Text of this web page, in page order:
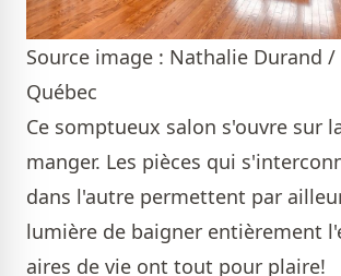
Source image : Nathalie Durand /
Québec
Ce somptueux salon s'ouvre sur
manger. Les pièces qui
dans l'autre permettent par
lumière de baigner entièrement
aires de vie ont tout pour plaire!